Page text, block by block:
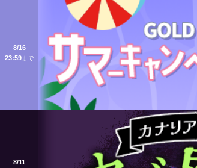
8/16
23:59まで
8/11